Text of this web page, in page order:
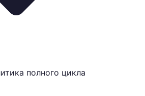
полного цикла